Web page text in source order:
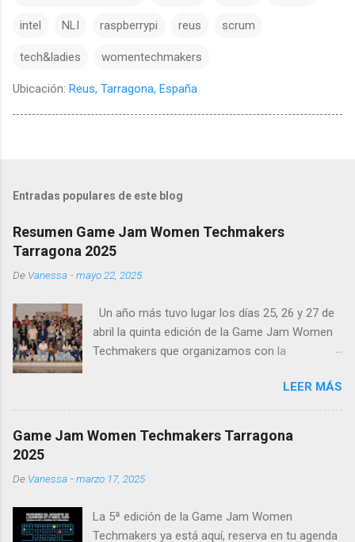
intel NLI raspberrypi reus scrum
tech&ladies womentechmakers
Ubicación: Reus, Tarragona, España
Entradas populares de este blog
Resumen Game Jam Women Techmakers
Tarragona 2025
De Vanessa -mayo 22, 2025
Un año más tuvo lugar los días 25, 26 y 27 de
abril la quinta edición de la Game Jam Women
Techmakers que organizamos con la
la Diputación en Tarragona En esta quinta
edición hemos logrado 140 asistentes el
domingo en la presentación de los videojuegos
y la entrega de premios . Durante todo el fin de
participantes creando sus videojuegos, también
del viernes o a ver cómo trabajaban los
LEER MÁS
Game Jam Women Techmakers Tarragona
2025
De Vanessa -marzo 17, 2025
La 5ª edición de la Game Jam Women
Techmakers ya está aquí, reserva en tu agenda